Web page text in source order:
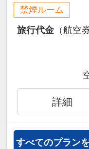
にも最適！
旅行期間
泊・飛び
フライト
JALグル
ル50%貯
通・体験
約）が可
禁煙ルーム
旅行代金 （航空
詳細
すべてのプラン